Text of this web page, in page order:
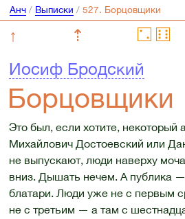
Анч/ Выписки /
↑ ⇡
Иосиф Бродский
Борцовщики
Это был, если хотите, некоторый
Михайлович Достоевский или
не выпускают, люди наверху
вниз. Дышать нечем. А публика
блатари. Люди уже не с первым
не с третьим — а там с